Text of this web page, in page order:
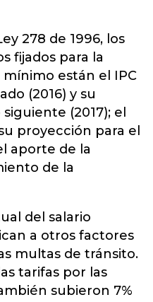
278 de 1996, los
fijados para la
están el IPC
(2016) y su
(2017); el
proyección para el
aporte de la
de la
del salario
a otros factores
multas de tránsito.
tarifas por las
subieron 7%